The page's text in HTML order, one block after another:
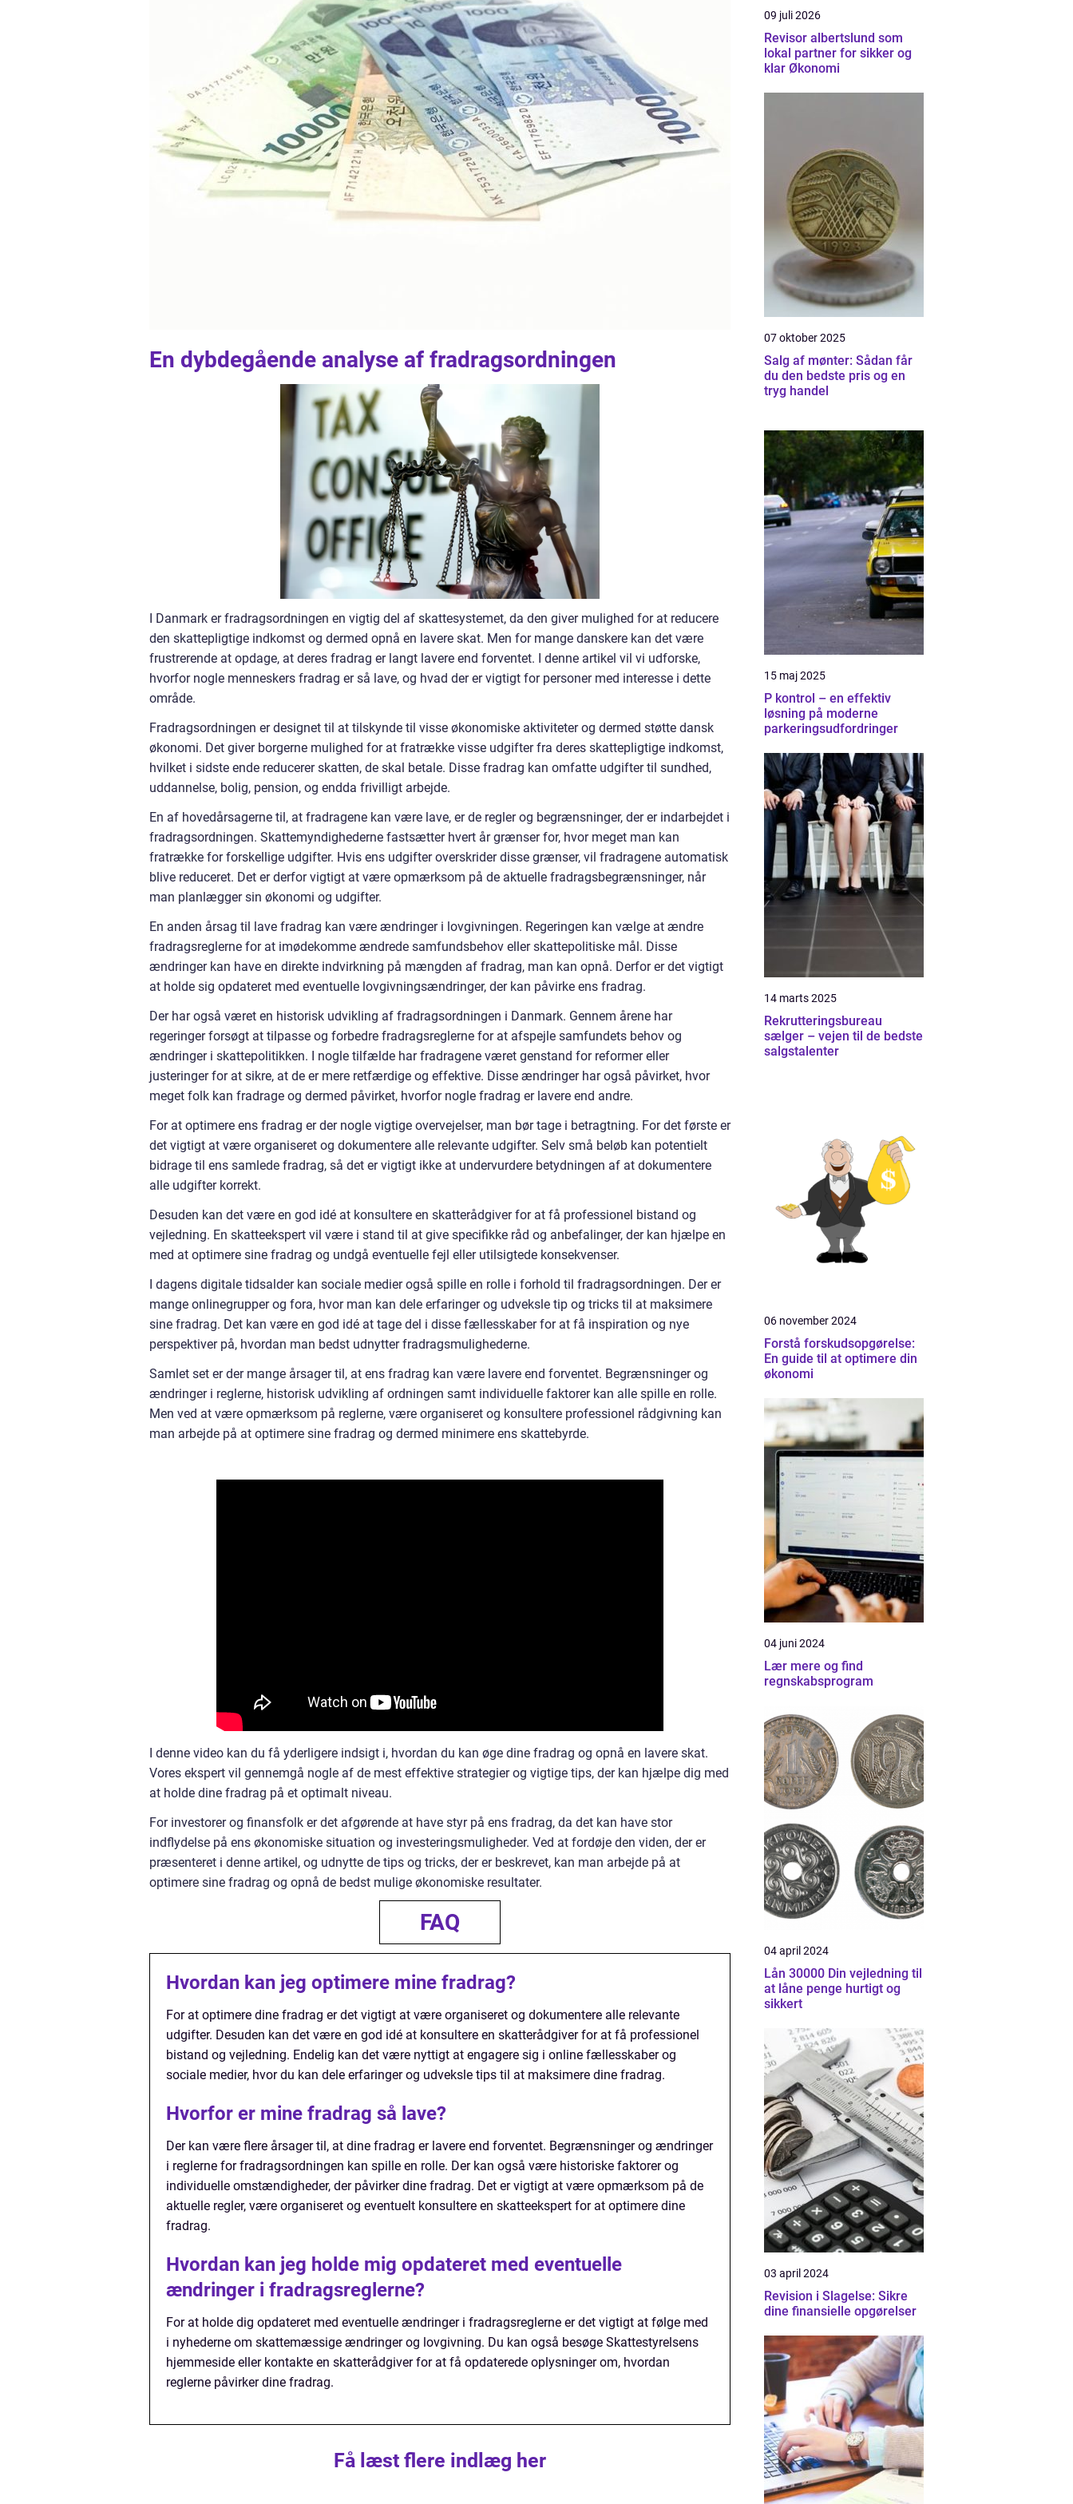
En dybdegående analyse af fradragsordningen
I Danmark er fradragsordningen en vigtig del af skattesystemet, da den giver mulighed for at reducere
den skattepligtige indkomst og dermed opnå en lavere skat. Men for mange danskere kan det være
frustrerende at opdage, at deres fradrag er langt lavere end forventet. I denne artikel vil vi udforske,
hvorfor nogle menneskers fradrag er så lave, og hvad der er vigtigt for personer med interesse i dette
område.
Fradragsordningen er designet til at tilskynde til visse økonomiske aktiviteter og dermed støtte dansk
økonomi. Det giver borgerne mulighed for at fratrække visse udgifter fra deres skattepligtige indkomst,
hvilket i sidste ende reducerer skatten, de skal betale. Disse fradrag kan omfatte udgifter til sundhed,
uddannelse, bolig, pension, og endda frivilligt arbejde.
En af hovedårsagerne til, at fradragene kan være lave, er de regler og begrænsninger, der er indarbejdet i
fradragsordningen. Skattemyndighederne fastsætter hvert år grænser for, hvor meget man kan
fratrække for forskellige udgifter. Hvis ens udgifter overskrider disse grænser, vil fradragene automatisk
blive reduceret. Det er derfor vigtigt at være opmærksom på de aktuelle fradragsbegrænsninger, når
man planlægger sin økonomi og udgifter.
En anden årsag til lave fradrag kan være ændringer i lovgivningen. Regeringen kan vælge at ændre
fradragsreglerne for at imødekomme ændrede samfundsbehov eller skattepolitiske mål. Disse
ændringer kan have en direkte indvirkning på mængden af fradrag, man kan opnå. Derfor er det vigtigt
at holde sig opdateret med eventuelle lovgivningsændringer, der kan påvirke ens fradrag.
Der har også været en historisk udvikling af fradragsordningen i Danmark. Gennem årene har
regeringer forsøgt at tilpasse og forbedre fradragsreglerne for at afspejle samfundets behov og
ændringer i skattepolitikken. I nogle tilfælde har fradragene været genstand for reformer eller
justeringer for at sikre, at de er mere retfærdige og effektive. Disse ændringer har også påvirket, hvor
meget folk kan fradrage og dermed påvirket, hvorfor nogle fradrag er lavere end andre.
For at optimere ens fradrag er der nogle vigtige overvejelser, man bør tage i betragtning. For det første er
det vigtigt at være organiseret og dokumentere alle relevante udgifter. Selv små beløb kan potentielt
bidrage til ens samlede fradrag, så det er vigtigt ikke at undervurdere betydningen af at dokumentere
alle udgifter korrekt.
Desuden kan det være en god idé at konsultere en skatterådgiver for at få professionel bistand og
vejledning. En skatteekspert vil være i stand til at give specifikke råd og anbefalinger, der kan hjælpe en
med at optimere sine fradrag og undgå eventuelle fejl eller utilsigtede konsekvenser.
I dagens digitale tidsalder kan sociale medier også spille en rolle i forhold til fradragsordningen. Der er
mange onlinegrupper og fora, hvor man kan dele erfaringer og udveksle tip og tricks til at maksimere
sine fradrag. Det kan være en god idé at tage del i disse fællesskaber for at få inspiration og nye
perspektiver på, hvordan man bedst udnytter fradragsmulighederne.
Samlet set er der mange årsager til, at ens fradrag kan være lavere end forventet. Begrænsninger og
ændringer i reglerne, historisk udvikling af ordningen samt individuelle faktorer kan alle spille en rolle.
Men ved at være opmærksom på reglerne, være organiseret og konsultere professionel rådgivning kan
man arbejde på at optimere sine fradrag og dermed minimere ens skattebyrde.
I denne video kan du få yderligere indsigt i, hvordan du kan øge dine fradrag og opnå en lavere skat.
Vores ekspert vil gennemgå nogle af de mest effektive strategier og vigtige tips, der kan hjælpe dig med
at holde dine fradrag på et optimalt niveau.
For investorer og finansfolk er det afgørende at have styr på ens fradrag, da det kan have stor
indflydelse på ens økonomiske situation og investeringsmuligheder. Ved at fordøje den viden, der er
præsenteret i denne artikel, og udnytte de tips og tricks, der er beskrevet, kan man arbejde på at
optimere sine fradrag og opnå de bedst mulige økonomiske resultater.
FAQ
Hvordan kan jeg optimere mine fradrag?
For at optimere dine fradrag er det vigtigt at være organiseret og dokumentere alle relevante
udgifter. Desuden kan det være en god idé at konsultere en skatterådgiver for at få professionel
bistand og vejledning. Endelig kan det være nyttigt at engagere sig i online fællesskaber og
sociale medier, hvor du kan dele erfaringer og udveksle tips til at maksimere dine fradrag.
Hvorfor er mine fradrag så lave?
Der kan være flere årsager til, at dine fradrag er lavere end forventet. Begrænsninger og ændringer
i reglerne for fradragsordningen kan spille en rolle. Der kan også være historiske faktorer og
individuelle omstændigheder, der påvirker dine fradrag. Det er vigtigt at være opmærksom på de
aktuelle regler, være organiseret og eventuelt konsultere en skatteekspert for at optimere dine
fradrag.
Hvordan kan jeg holde mig opdateret med eventuelle
ændringer i fradragsreglerne?
For at holde dig opdateret med eventuelle ændringer i fradragsreglerne er det vigtigt at følge med
i nyhederne om skattemæssige ændringer og lovgivning. Du kan også besøge Skattestyrelsens
hjemmeside eller kontakte en skatterådgiver for at få opdaterede oplysninger om, hvordan
reglerne påvirker dine fradrag.
Få læst flere indlæg her
09 juli 2026
Revisor albertslund som
lokal partner for sikker og
klar Økonomi
07 oktober 2025
Salg af mønter: Sådan får
du den bedste pris og en
tryg handel
15 maj 2025
P kontrol – en effektiv
løsning på moderne
parkeringsudfordringer
14 marts 2025
Rekrutteringsbureau
sælger – vejen til de bedste
salgstalenter
06 november 2024
Forstå forskudsopgørelse:
En guide til at optimere din
økonomi
04 juni 2024
Lær mere og find
regnskabsprogram
04 april 2024
Lån 30000 Din vejledning til
at låne penge hurtigt og
sikkert
03 april 2024
Revision i Slagelse: Sikre
dine finansielle opgørelser